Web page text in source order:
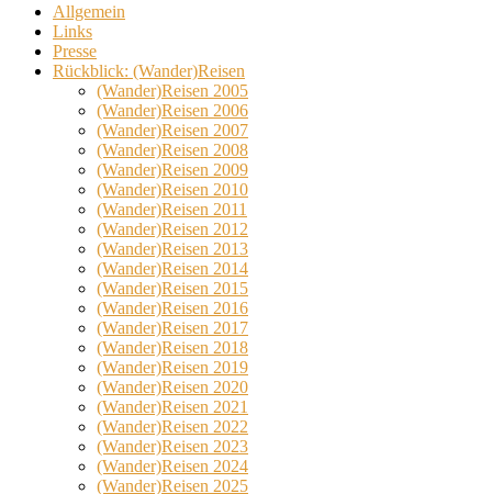
Allgemein
Links
Presse
Rückblick: (Wander)Reisen
(Wander)Reisen 2005
(Wander)Reisen 2006
(Wander)Reisen 2007
(Wander)Reisen 2008
(Wander)Reisen 2009
(Wander)Reisen 2010
(Wander)Reisen 2011
(Wander)Reisen 2012
(Wander)Reisen 2013
(Wander)Reisen 2014
(Wander)Reisen 2015
(Wander)Reisen 2016
(Wander)Reisen 2017
(Wander)Reisen 2018
(Wander)Reisen 2019
(Wander)Reisen 2020
(Wander)Reisen 2021
(Wander)Reisen 2022
(Wander)Reisen 2023
(Wander)Reisen 2024
(Wander)Reisen 2025